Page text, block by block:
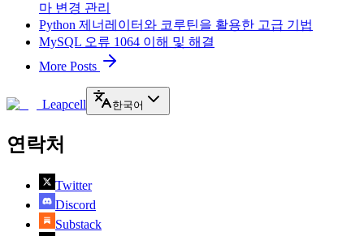
마 변경 관리
Python 제너레이터와 코루틴을 활용한 고급 기법
MySQL 오류 1064 이해 및 해결
More Posts
Leapcell 한국어
연락처
Twitter
Discord
Substack